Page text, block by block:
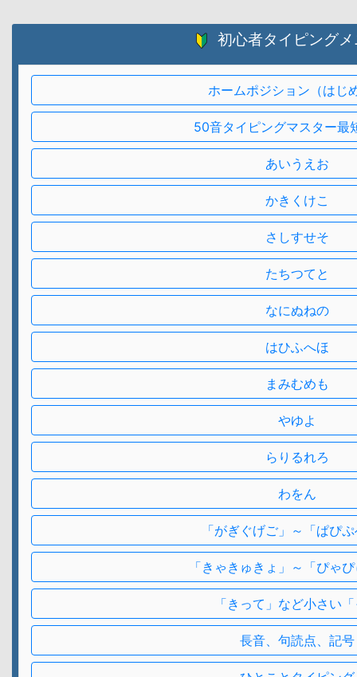
初心者タイピング
ホームポジション（はじ
50音タイピングマスター最
あいうえお
かきくけこ
さしすせそ
たちつてと
なにぬねの
はひふへほ
まみむめも
やゆよ
らりるれろ
わをん
「がぎぐげご」～「ぱぴ
「きゃきゅきょ」～「ぴゃ
「きって」など小さい
長音、句読点、記号